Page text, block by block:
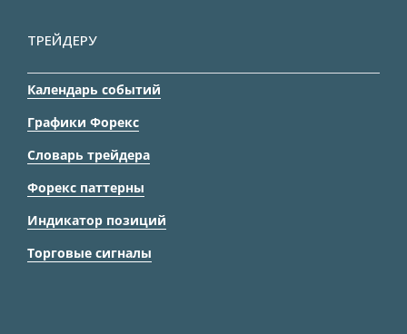
ТРЕЙДЕРУ
Календарь событий
Графики Форекс
Словарь трейдера
Форекс паттерны
Индикатор позиций
Торговые сигналы